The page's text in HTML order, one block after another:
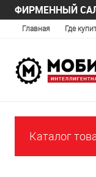
ФИРМЕННЫЙ
Главная Где
Каталог